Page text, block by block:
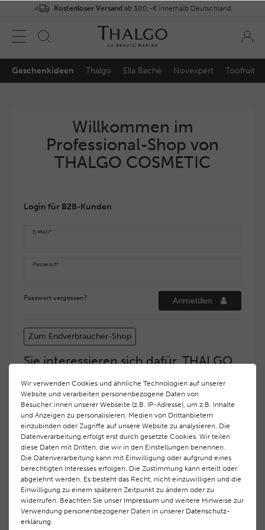
Kostenloser Versand ab 300,-€ innerhalb Deutschland
Thalgo Ella Baché Novexpert Toofruit
Geschenkideen
Willkommen im
Professional-Shop von
THALGO COSMETIC
Login für B2B-Kunden
E-Mail*
Passwort*
Passwort vergessen? Anmelden
Zum Endverbraucher-Shop
Sie interessieren sich dafür, THALGO
werden?
Hohe Servicequalität und ein exzellentes Markenimage
haben beiTHALGO COSMETICoberste Priorität.
Anspruchsvollen Endverbrauchern möchten wir ein
hohes Qualitätsniveau und gleichzeitig eine
überdurchschnittliche Behandlungs- und Serviceleistung
gewährleisten. Deshalb haben wir ein selektives
Vertriebssystem eingeführt. THALGO COSMETICPartner
werden auf diese Weise wirtschaftlich unterstützt,
während Endverbrauchern eine stets gleichbleibend hohe
Dienstleistungsqualität und ein innovatives Produkt- und
Wir verwenden Cookies und ähnliche Technologien auf unserer
Website und verarbeiten personenbezogene Daten von
Besucher:innen unserer Webseite (z.B. IP-Adresse), um z.B. Inhalte
und Anzeigen zu personalisieren, Medien von Drittanbietern
einzubinden oder Zugriffe auf unsere Website zu analysieren. Die
Datenverarbeitung erfolgt erst durch gesetzte Cookies. Wir teilen
diese Daten mit Dritten, die wir in den Einstellungen benennen.
Die Datenverarbeitung kann mit Einwilligung oder aufgrund eines
berechtigten Interesses erfolgen. Die Zustimmung kann erteilt oder
abgelehnt werden. Es besteht das Recht, nicht einzuwilligen und die
Einwilligung zu einem späteren Zeitpunkt zu ändern oder zu
widerrufen. Beachten Sie unser Impressum und weitere Hinweise zur
Verwendung personenbezogener Daten in unserer Daten­schutz­
erklärung.